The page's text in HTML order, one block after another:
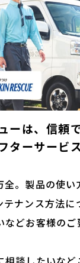
ーは、信頼
ターサービ
。製品の使い
ナンス方法に
などお客様の